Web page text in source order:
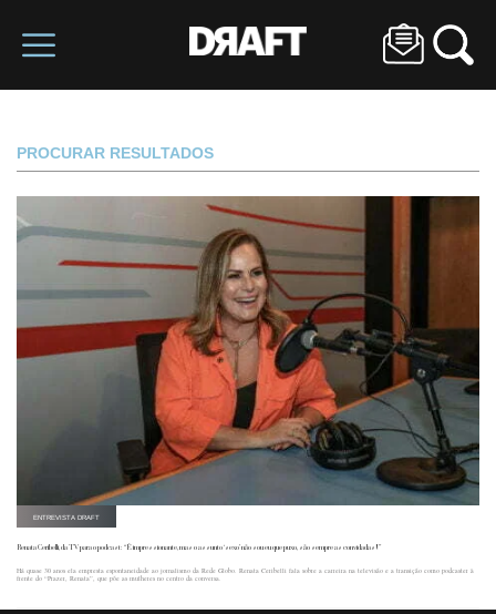
PROCURAR RESULTADOS
ENTREVISTA DRAFT
Renata Ceribelli, da TV para o podcast: “É impressionante, mas o assunto ‘sexo’ não sou eu que puxo, são sempre as convidadas!”
Há quase 30 anos ela empresta espontaneidade ao jornalismo da Rede Globo. Renata Ceribelli fala sobre a carreira na televisão e a transição como podcaster à
frente do “Prazer, Renata”, que põe as mulheres no centro da conversa.